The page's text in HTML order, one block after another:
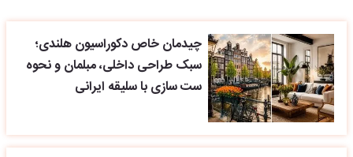
چیدمان خاص دکوراسیون هلندی؛
سبک طراحی داخلی، مبلمان و نحوه
ست سازی با سلیقه ایرانی